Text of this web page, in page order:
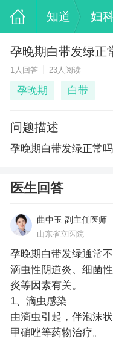
知道 妇
孕晚期白带发绿正
1人回答 23人阅读
孕晚期 白带
问题描述
孕晚期白带发绿正常吗
医生回答
曲中玉 副主任医师
山东省立医院
孕晚期白带发绿通常
滴虫性阴道炎、细菌
炎等因素有关。
1、滴虫感染
由滴虫引起，伴泡沫
甲硝唑等药物治疗。